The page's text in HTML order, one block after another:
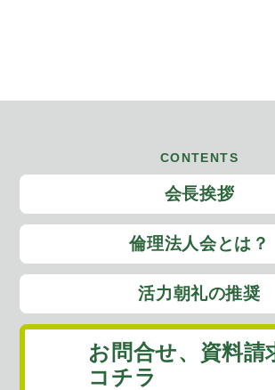
CONTENTS
会長挨拶
倫理法人会とは？
活力朝礼の推奨
お問合せ、 資料請
コチラ